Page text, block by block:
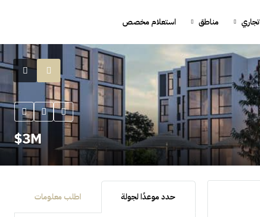
تجاري مناطق استعلام مخصص
3M$
حدد موعدًا لجولة اطلب معلومات